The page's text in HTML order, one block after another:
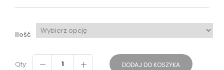
Ilość
Qty: DODAJ DO KOSZYKA